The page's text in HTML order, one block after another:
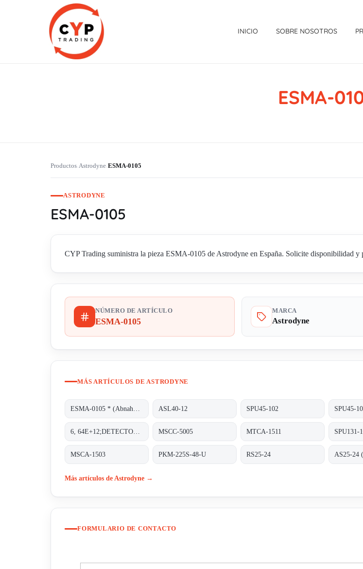
INICIO SOBRE NOSOTROS
ESMA-
Productos›Astrodyne›ESMA-0105
ASTRODYNE
ESMA-0105
CYP Trading suministra la pieza ESMA-0105 de Astrodyne en España. Solicite disponibilidad y
NÚMERO DE ARTÍCULO
ESMA-0105
MARCA
Astrodyne
MÁS ARTÍCULOS DE ASTRODYNE
ASL40-12 SPU45-102 SPU45-
MSCC-5005 MTCA-1511 SPU131-
MSCA-1503 PKM-225S-48-U RS25-24
Más artículos de Astrodyne →
FORMULARIO DE CONTACTO